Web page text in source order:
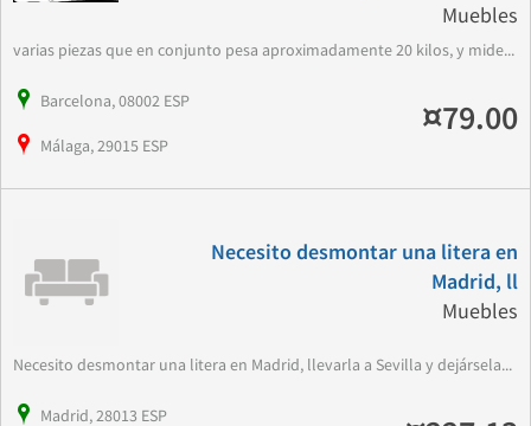
Muebles
varias piezas que en conjunto pesa aproximadamente 20 kilos, y mide...
Barcelona, 08002 ESP
Málaga, 29015 ESP
¤79.00
Necesito desmontar una litera en
Madrid, ll
Muebles
Necesito desmontar una litera en Madrid, llevarla a Sevilla y dejársela...
Madrid, 28013 ESP